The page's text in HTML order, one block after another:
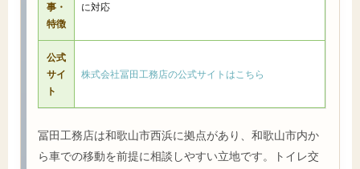
事・
特徴
に対応
公式
サイ
ト
株式会社冨田工務店の公式サイトはこちら
冨田工務店は和歌山市西浜に拠点があり、和歌山市内か
ら車での移動を前提に相談しやすい立地です。トイレ交